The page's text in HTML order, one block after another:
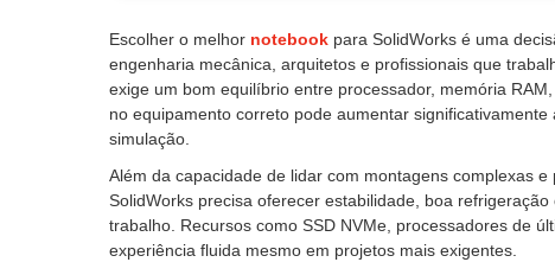
Escolher o melhor notebook para SolidWorks é uma
engenharia mecânica, arquitetos e profissionais que
exige um bom equilíbrio entre processador, memória
no equipamento correto pode aumentar
simulação.
Além da capacidade de lidar com montagens complexas e
SolidWorks precisa oferecer estabilidade, boa
trabalho. Recursos como SSD NVMe, processadores de
experiência fluida mesmo em projetos mais exigentes.